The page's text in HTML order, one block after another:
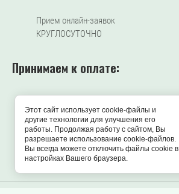
Прием онлайн-заявок
КРУГЛОСУТОЧНО
Принимаем к оплате:
Этот сайт использует cookie-файлы и
другие технологии для улучшения его
работы. Продолжая работу с сайтом, Вы
разрешаете использование cookie-файлов.
Вы всегда можете отключить файлы cookie в
настройках Вашего браузера.